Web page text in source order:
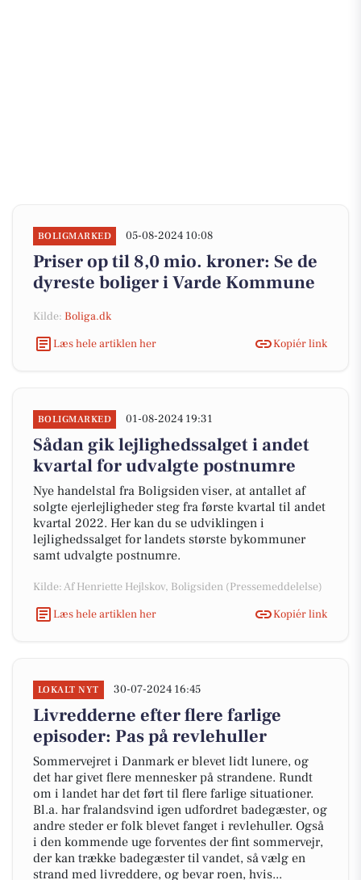
BOLIGMARKED 05-08-2024 10:08
Priser op til 8,0 mio. kroner: Se de
dyreste boliger i Varde Kommune
Kilde: Boliga.dk
Læs hele artiklen her
Kopiér link
BOLIGMARKED 01-08-2024 19:31
Sådan gik lejlighedssalget i andet
kvartal for udvalgte postnumre
Nye handelstal fra Boligsiden viser, at antallet af
solgte ejerlejligheder steg fra første kvartal til andet
kvartal 2022. Her kan du se udviklingen i
lejlighedssalget for landets største bykommuner
samt udvalgte postnumre.
Kilde: Af Henriette Hejlskov, Boligsiden (Pressemeddelelse)
Læs hele artiklen her
Kopiér link
LOKALT NYT 30-07-2024 16:45
Livredderne efter flere farlige
episoder: Pas på revlehuller
Sommervejret i Danmark er blevet lidt lunere, og
det har givet flere mennesker på strandene. Rundt
om i landet har det ført til flere farlige situationer.
Bl.a. har fralandsvind igen udfordret badegæster, og
andre steder er folk blevet fanget i revlehuller. Også
i den kommende uge forventes der fint sommervejr,
der kan trække badegæster til vandet, så vælg en
strand med livreddere, og bevar roen, hvis...